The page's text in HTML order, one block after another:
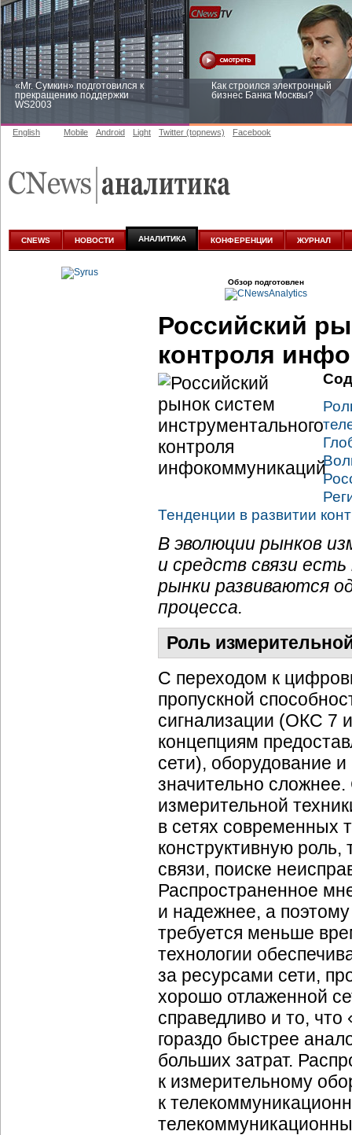
«Mr. Сумкин» подготовился к
прекращению поддержки
WS2003
Как строился электронный
бизнес Банка Москвы?
аналитике
English Mobile Android Light Twitter (topnews) Facebook
CNEWS НОВОСТИ АНАЛИТИКА КОНФЕРЕНЦИИ ЖУРНАЛ
Обзор подготовлен
Российский
контроля
Тенденции в развитии
В эволюции рынков
и средств связи
рынки развиваются
процесса.
Роль
С переходом к
пропускной
сигнализации (ОКС 7
концепциям
сети), оборудование
значительно
измерительной
в сетях современных
конструктивную роль,
связи, поиске
Распространенное
и надежнее, а
требуется меньше
технологии
за ресурсами сети,
хорошо отлаженной
справедливо и то,
гораздо быстрее
больших затрат.
к измерительному
к